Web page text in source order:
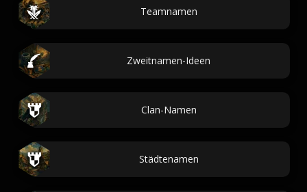
Teamnamen
Zweitnamen-Ideen
Clan-Namen
Städtenamen